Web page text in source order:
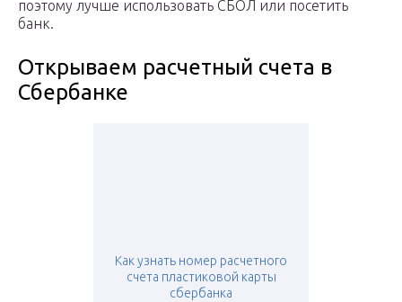
поэтому лучше использовать СБОЛ или посетить
банк.
Открываем расчетный счета в
Сбербанке
Как узнать номер расчетного
счета пластиковой карты
сбербанка